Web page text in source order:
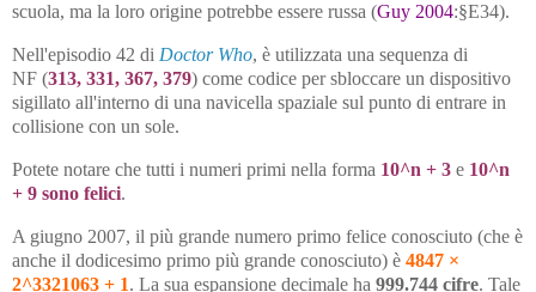
scuola, ma la loro origine potrebbe essere russa (Guy 2004:§E34).
Nell'episodio 42 di Doctor Who, è utilizzata una sequenza di
NF (313, 331, 367, 379) come codice per sbloccare un dispositivo
sigillato all'interno di una navicella spaziale sul punto di entrare in
collisione con un sole.
Potete notare che tutti i numeri primi nella forma 10^n + 3 e 10^n
+ 9 sono felici.
A giugno 2007, il più grande numero primo felice conosciuto (che è
anche il dodicesimo primo più grande conosciuto) è 4847 ×
2^3321063 + 1. La sua espansione decimale ha 999.744 cifre. Tale